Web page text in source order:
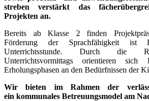
streben verstärkt das
Projekten an.
Bereits ab Klasse 2 finden
Förderung der Sprachfähigkeit ist
Unterrichtsstunde. Durch die
Unterrichtsvormittags orientieren
Erholungsphasen an den Bedürfnissen der
Wir bieten im Rahmen der
ein kommunales Betreuungsmodel am